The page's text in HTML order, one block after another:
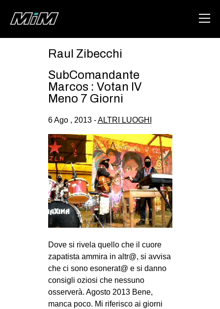
ABOUT
DEGENERAZIONE
GAZA FREESTYLE
CSOA LAMBRETTA
MSM
STUDENTI TSUNAMI
ZAM
MILANO
MOBILITAZIONI
SPAZI
SPORT POPOLARE
MOVIMENTI
Raul Zibecchi
SubComandante
Marcos : Votan IV
Meno 7 Giorni
6 Ago , 2013 -ALTRI LUOGHI
Dove si rivela quello che il cuore
zapatista ammira in altr@, si avvisa
che ci sono esonerat@ e si danno
consigli oziosi che nessuno
osserverà. Agosto 2013 Bene,
manca poco. Mi riferisco ai giorni